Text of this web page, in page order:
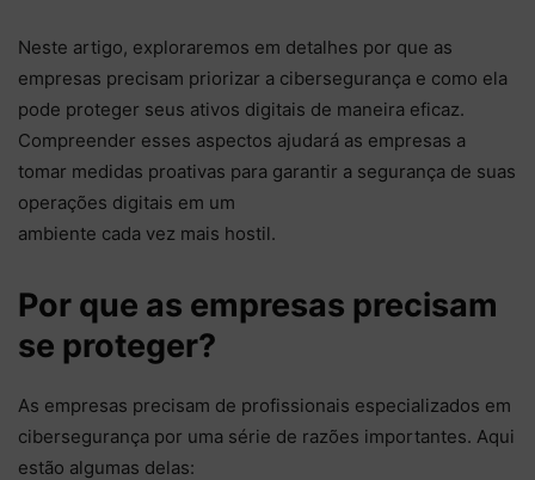
Neste artigo, exploraremos em detalhes por que as
empresas precisam priorizar a cibersegurança e como ela
pode proteger seus ativos digitais de maneira eficaz.
Compreender esses aspectos ajudará as empresas a
tomar medidas proativas para garantir a segurança de suas
operações digitais em um
ambiente cada vez mais hostil.
Por que as empresas precisam
se proteger?
As empresas precisam de profissionais especializados em
cibersegurança por uma série de razões importantes. Aqui
estão algumas delas: